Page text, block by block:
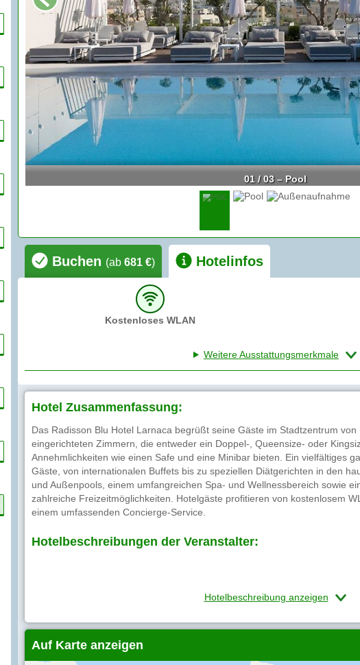
01 / 03 – Pool
Buchen (ab 681 €) Hotelinfos
Kostenloses WLAN
Weitere Ausstattungsmerkmale
Hotel Zusammenfassung:
Das Radisson Blu Hotel Larnaca begrüßt seine Gäste im Stadtzentrum
eingerichteten Zimmern, die entweder ein Doppel-, Queensize- oder
Annehmlichkeiten wie einen Safe und eine Minibar bieten. Ein vielfältiges
Gäste, von internationalen Buffets bis zu speziellen Diätgerichten in den
und Außenpools, einem umfangreichen Spa- und Wellnessbereich sowie
zahlreiche Freizeitmöglichkeiten. Hotelgäste profitieren von kostenlosem
einem umfassenden Concierge-Service.
Hotelbeschreibungen der Veranstalter:
Hotelbeschreibung anzeigen
Auf Karte anzeigen